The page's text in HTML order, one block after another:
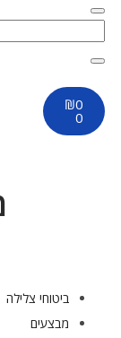
₪0
0
ביטוחי צלילה
מבצעים